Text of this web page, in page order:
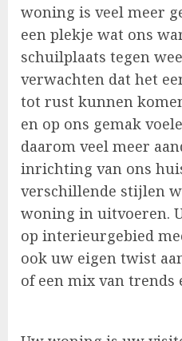
woning is veel meer
een plekje wat ons
schuilplaats tegen
verwachten dat het
tot rust kunnen
en op ons gemak
daarom veel meer
inrichting van ons
verschillende stijlen
woning in uitvoeren.
op interieurgebied
ook uw eigen twist
of een mix van